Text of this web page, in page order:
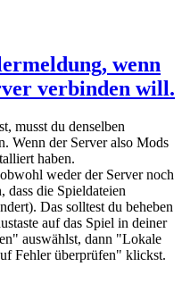
wenn
verbinden will.
musst du denselben
Wenn der Server also Mods
haben.
weder der Server noch
dass die Spieldateien
Das solltest du beheben
auf das Spiel in deiner
auswählst, dann "Lokale
Fehler überprüfen" klickst.